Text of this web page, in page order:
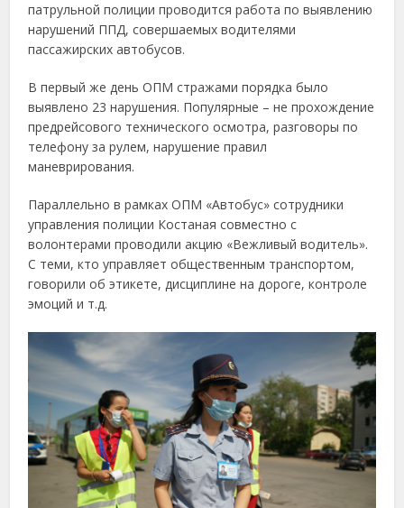
патрульной полиции проводится работа по выявлению
нарушений ППД, совершаемых водителями
пассажирских автобусов.
В первый же день ОПМ стражами порядка было
выявлено 23 нарушения. Популярные – не прохождение
предрейсового технического осмотра, разговоры по
телефону за рулем, нарушение правил
маневрирования.
Параллельно в рамках ОПМ «Автобус» сотрудники
управления полиции Костаная совместно с
волонтерами проводили акцию «Вежливый водитель».
С теми, кто управляет общественным транспортом,
говорили об этикете, дисциплине на дороге, контроле
эмоций и т.д.